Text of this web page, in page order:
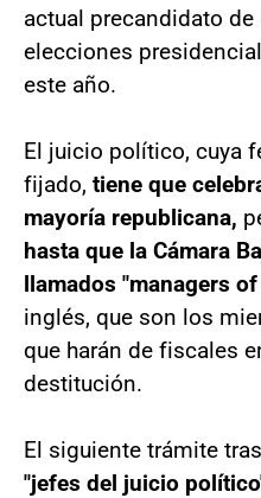
actual precandidato
elecciones
este año.
El juicio político, cuya
fijado, tiene que
mayoría republicana,
hasta que la Cámara
llamados "managers
inglés, que son los
que harán de fiscales
destitución.
El siguiente trámite
"jefes del juicio